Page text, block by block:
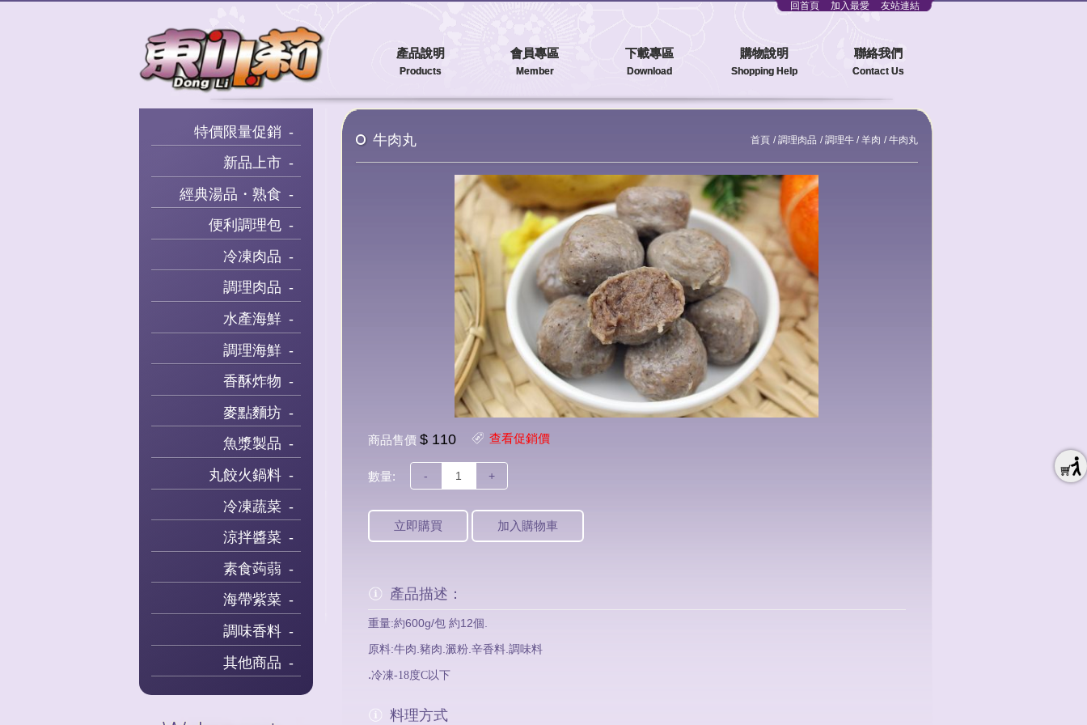
回首頁 加入最愛 友站連結
產品說明
Products
會員專區
Member
下載專區
Download
購物說明
Shopping Help
聯絡我們
Contact Us
特價限量促銷
新品上市
經典湯品・熟食
便利調理包
冷凍肉品
調理肉品
水產海鮮
調理海鮮
香酥炸物
麥點麵坊
魚漿製品
丸餃火鍋料
冷凍蔬菜
涼拌醬菜
素食蒟蒻
海帶紫菜
調味香料
其他商品
牛肉丸 首頁 調理肉品 調理牛 / 羊肉 牛肉丸
商品售價 $ 110 查看促銷價
數量: - +
立即購買 加入購物車
產品描述：
重量:約600g/包 約12個.
原料:牛肉.豬肉.澱粉.辛香料.調味料
.冷凍-18度C以下
料理方式